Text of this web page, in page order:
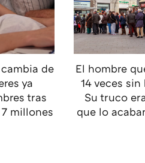
de
ya
tras
millones
El hombre
14 veces
Su truco
que lo